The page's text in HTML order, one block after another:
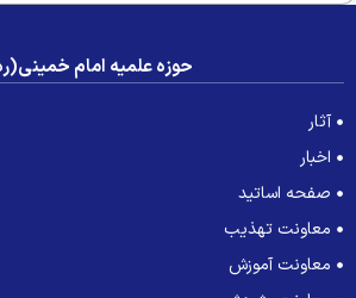
حوزه علمیه امام خمینی(ره)
آثار
اخبار
صفحه اساتید
معاونت تهذیب
معاونت آموزش